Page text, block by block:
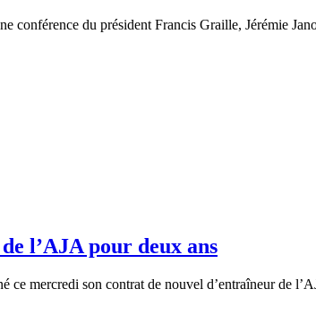
conférence du président Francis Graille, Jérémie
l’AJA pour deux ans
mercredi son contrat de nouvel d’entraîneur de